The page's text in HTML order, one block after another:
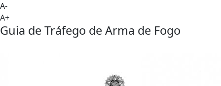
A-
A+
Guia de Tráfego de Arma de Fogo